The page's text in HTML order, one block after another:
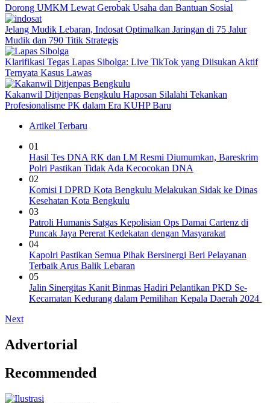
Dorong UMKM Lewat Gerobak Usaha dan Bantuan Sosial
Jelang Mudik Lebaran, Indosat Optimalkan Jaringan di 75 Jalur
Mudik dan 790 Titik Strategis
Klarifikasi Tegas Lapas Sibolga: Live TikTok yang Diisukan Aktif
Ternyata Kasus Lawas
Kakanwil Ditjenpas Bengkulu Haposan Silalahi Tekankan
Profesionalisme PK dalam Era KUHP Baru
Artikel Terbaru
01
Hasil Tes DNA RK dan LM Resmi Diumumkan, Bareskrim
Polri Pastikan Tidak Ada Kecocokan DNA
02
Komisi I DPRD Kota Bengkulu Melakukan Sidak ke Dinas
Kesehatan Kota Bengkulu
03
Patroli Humanis Satgas Kepolisian Ops Damai Cartenz di
Puncak Jaya Pererat Kedekatan dengan Masyarakat
04
Kapolri Pastikan Semua Pihak Bersinergi Beri Pelayanan
Terbaik Arus Balik Lebaran
05
Jalin Sinergitas Kanit Binmas Hadiri Pelantikan PKD Se-
Kecamatan Kedurang dalam Pemilihan Kepala Daerah 2024
Next
Advertorial
Recommended